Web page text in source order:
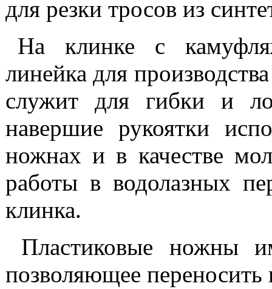
для резки тросов из
На клинке с
линейка для
служит для гибки и
навершие рукоятки
ножнах и в качестве
работы в водолазных
клинка.
Пластиковые ножны
позволяющее переносить